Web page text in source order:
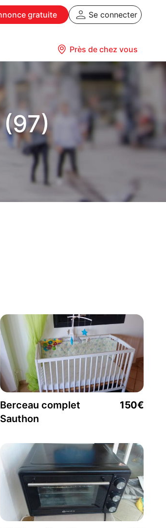
gratuite Se connecter
Près de chez vous
Berceau complet
Sauthon
150€